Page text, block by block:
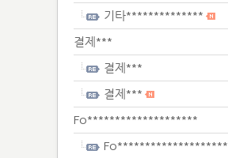
기타**************
결제***
결제***
결제***
Fo********************
Fo********************